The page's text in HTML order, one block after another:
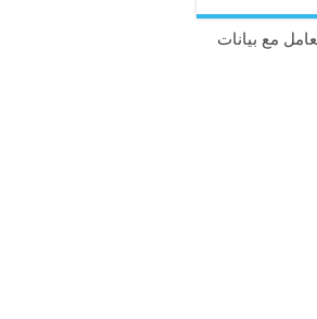
مع بيانات